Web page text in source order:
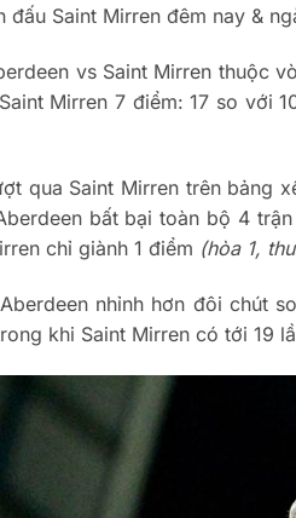
đấu Saint Mirren đêm nay &
vs Saint Mirren thuộc
Mirren 7 điểm: 17 so với
qua Saint Mirren trên bảng
bất bại toàn bộ 4
chỉ giành 1 điểm (hòa 1,
nhỉnh hơn đôi chút
khi Saint Mirren có tới 19